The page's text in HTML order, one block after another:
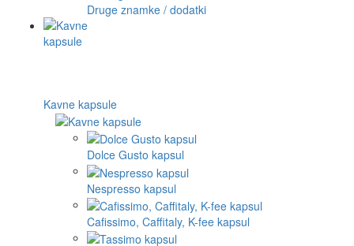
Druge znamke / dodatki
Kavne kapsule
Dolce Gusto kapsul
Nespresso kapsul
Cafissimo, Caffitaly, K-fee kapsul